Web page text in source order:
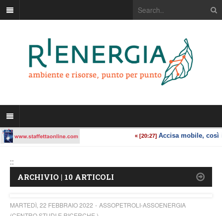
::
ARCHIVIO | 10 ARTICOLI
MARTEDÌ, 22 FEBBRAIO 2022
ASSOPETROLI-ASSOENERGIA